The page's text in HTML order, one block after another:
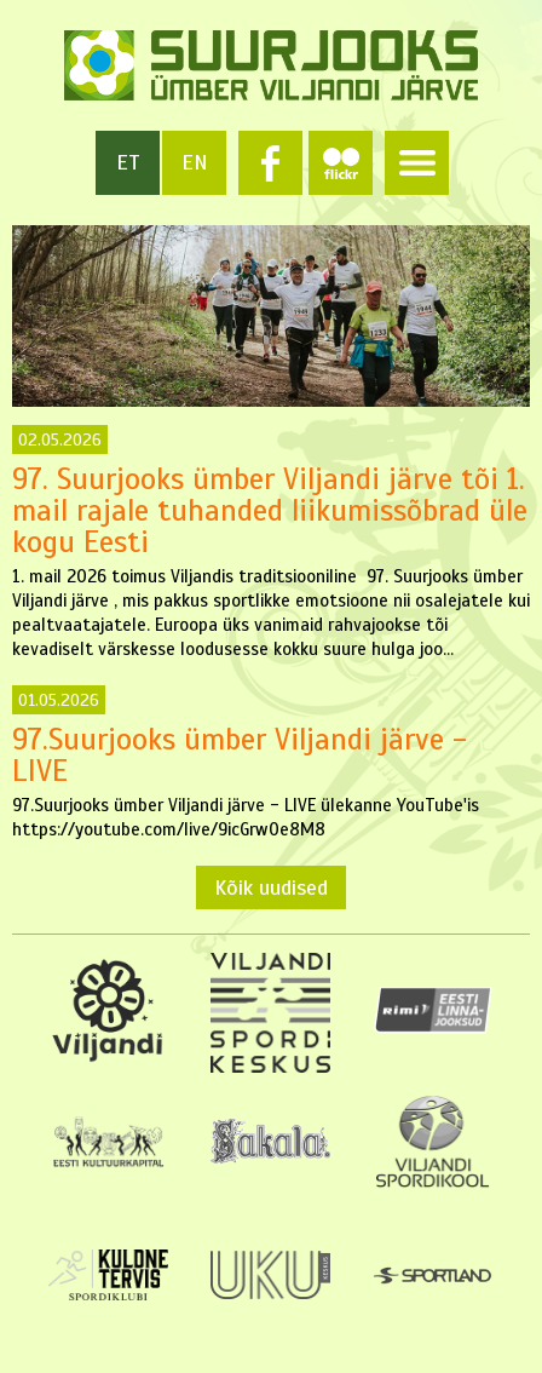
ET EN
02.05.2026
97. Suurjooks ümber Viljandi järve tõi 1.
mail rajale tuhanded liikumissõbrad üle
kogu Eesti
1. mail 2026 toimus Viljandis traditsiooniline 97. Suurjooks ümber
Viljandi järve , mis pakkus sportlikke emotsioone nii osalejatele kui
pealtvaatajatele. Euroopa üks vanimaid rahvajookse tõi
kevadiselt värskesse loodusesse kokku suure hulga joo...
01.05.2026
97.Suurjooks ümber Viljandi järve -
LIVE
97.Suurjooks ümber Viljandi järve - LIVE ülekanne YouTube'is
https://youtube.com/live/9icGrw0e8M8
Kõik uudised